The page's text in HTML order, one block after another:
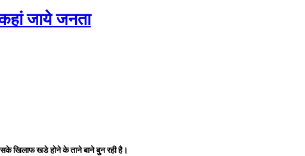
जाये जनता
खिलाफ खडे होने के ताने बाने बुन रही है।